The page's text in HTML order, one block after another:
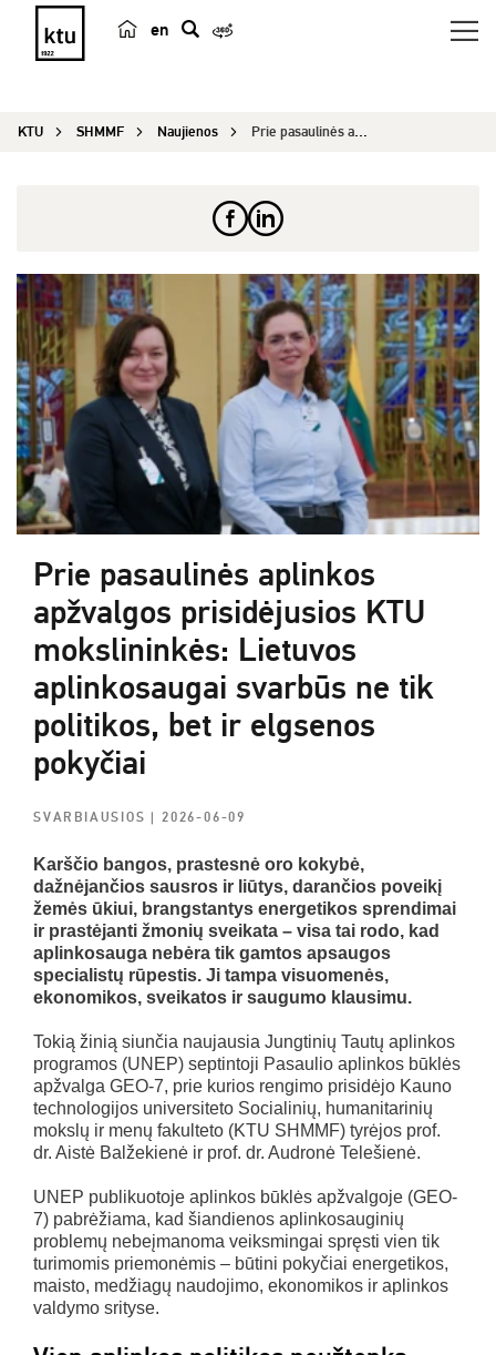
en
e
KTU SHMMF Naujienos Prie pasaulinės aplinkos apžvalgos prisidėjusios...
Prie pasaulinės aplinkos
apžvalgos prisidėjusios KTU
mokslininkės: Lietuvos
aplinkosaugai svarbūs ne tik
politikos, bet ir elgsenos
pokyčiai
SVARBIAUSIOS | 2026-06-09
Karščio bangos, prastesnė oro kokybė,
dažnėjančios sausros ir liūtys, darančios poveikį
žemės ūkiui, brangstantys energetikos sprendimai
ir prastėjanti žmonių sveikata – visa tai rodo, kad
aplinkosauga nebėra tik gamtos apsaugos
specialistų rūpestis. Ji tampa visuomenės,
ekonomikos, sveikatos ir saugumo klausimu.
Tokią žinią siunčia naujausia Jungtinių Tautų aplinkos
programos (UNEP) septintoji Pasaulio aplinkos būklės
apžvalga GEO-7, prie kurios rengimo prisidėjo Kauno
technologijos universiteto Socialinių, humanitarinių
mokslų ir menų fakulteto (KTU SHMMF) tyrėjos prof.
dr. Aistė Balžekienė ir prof. dr. Audronė Telešienė.
UNEP publikuotoje aplinkos būklės apžvalgoje (GEO-
7) pabrėžiama, kad šiandienos aplinkosauginių
problemų nebeįmanoma veiksmingai spręsti vien tik
turimomis priemonėmis – būtini pokyčiai energetikos,
maisto, medžiagų naudojimo, ekonomikos ir aplinkos
valdymo srityse.